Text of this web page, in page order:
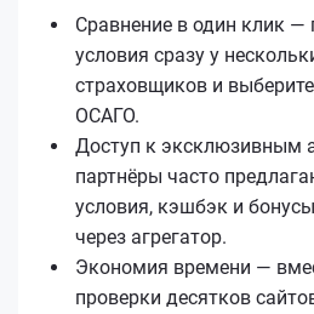
Сравнение в один клик —
условия сразу у
страховщиков и
ОСАГО.
Доступ к эксклюзивным
партнёры часто
условия, кэшбэк и
через агрегатор.
Экономия времени —
проверки десятков